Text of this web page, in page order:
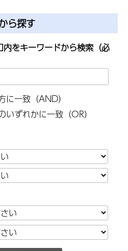
ら探す
をキーワードから検索（必
に一致（AND）
いずれかに一致（OR）